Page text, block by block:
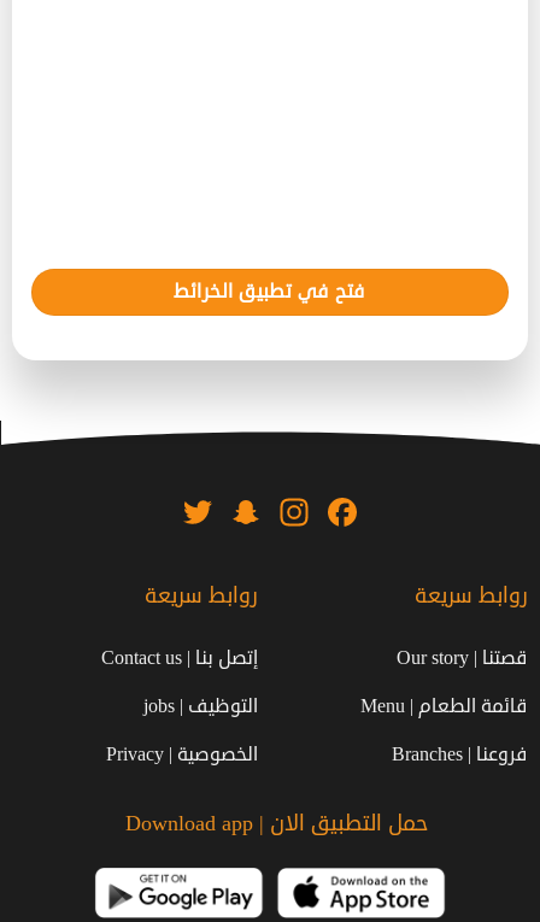
فتح في تطبيق الخرائط
Facebook
Instagram
Snapchat
روابط سريعة
قصتنا | Our story
قائمة الطعام | Menu
فروعنا | Branches
روابط سريعة
إتصل بنا | Contact us
التوظيف | jobs
الخصوصية | Privacy
حمل التطبيق الان | Download app